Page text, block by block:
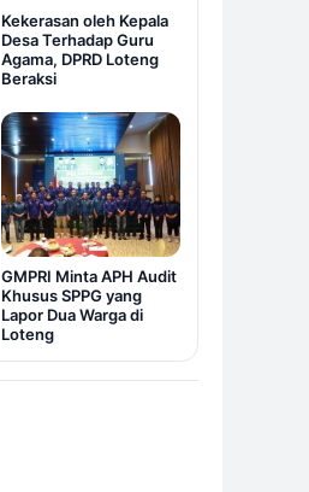
Kekerasan oleh Kepala
Desa Terhadap Guru
Agama, DPRD Loteng
Beraksi
GMPRI Minta APH Audit
Khusus SPPG yang
Lapor Dua Warga di
Loteng